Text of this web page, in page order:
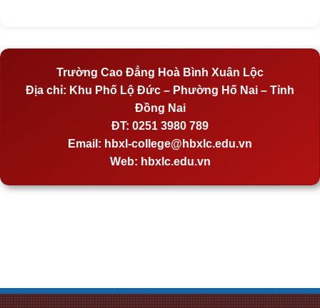
Trường Cao Đẳng Hoà Bình Xuân Lộc
Địa chỉ: Khu Phố Lộ Đức – Phường Hố Nai – Tỉnh
Đồng Nai
ĐT: 0251 3980 789
Email: hbxl-college@hbxlc.edu.vn
Web: hbxlc.edu.vn